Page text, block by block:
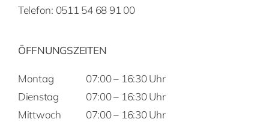
Telefon: 0511 54 68 91 00
ÖFFNUNGSZEITEN
Montag
Dienstag
Mittwoch
07:00 – 16:30 Uhr
07:00 – 16:30 Uhr
07:00 – 16:30 Uhr